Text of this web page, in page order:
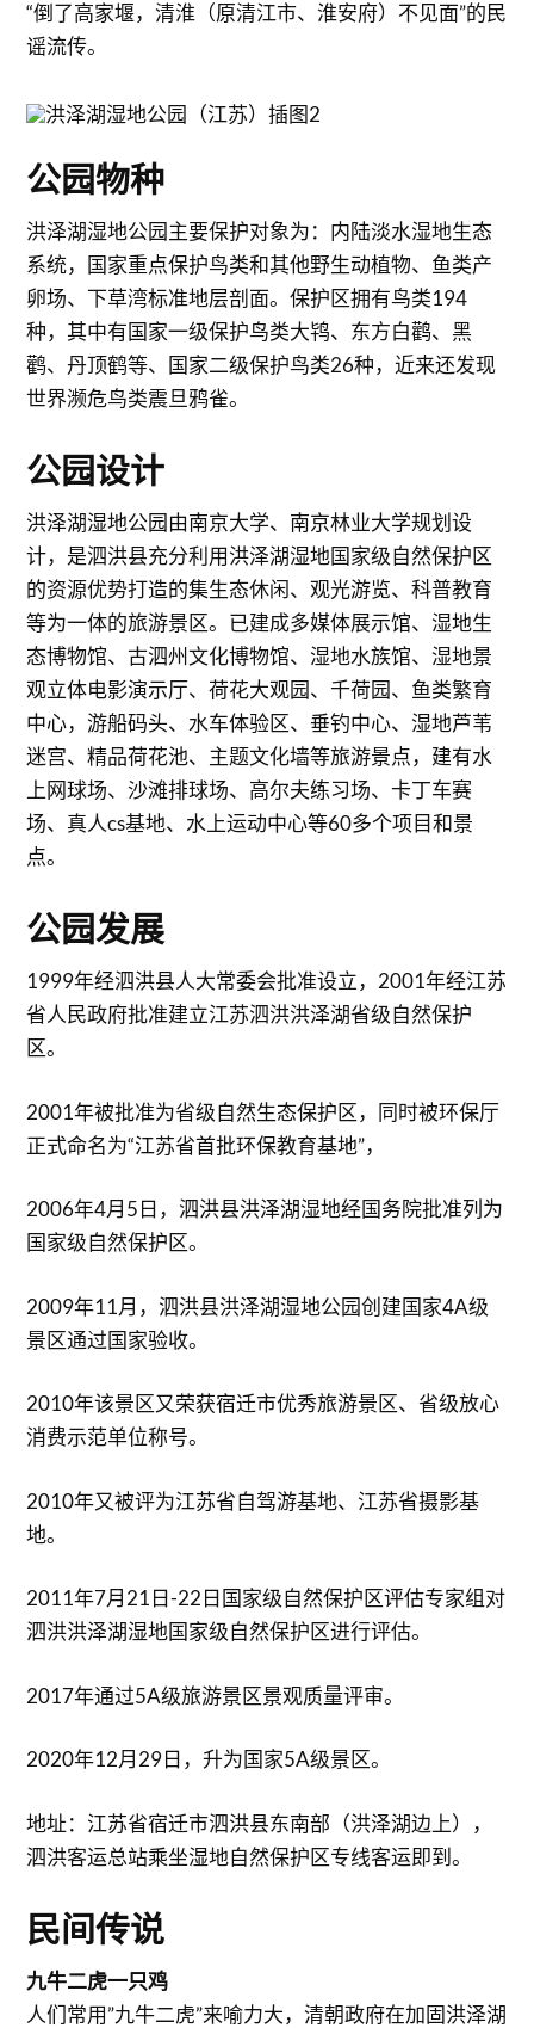
“倒了高家堰，清淮（原清江市、淮安府）不见面”的民
谣流传。
公园物种
洪泽湖湿地公园主要保护对象为：内陆淡水湿地生态
系统，国家重点保护鸟类和其他野生动植物、鱼类产
卵场、下草湾标准地层剖面。保护区拥有鸟类194
种，其中有国家一级保护鸟类大鸨、东方白鹳、黑
鹳、丹顶鹤等、国家二级保护鸟类26种，近来还发现
世界濒危鸟类震旦鸦雀。
公园设计
洪泽湖湿地公园由南京大学、南京林业大学规划设
计，是泗洪县充分利用洪泽湖湿地国家级自然保护区
的资源优势打造的集生态休闲、观光游览、科普教育
等为一体的旅游景区。已建成多媒体展示馆、湿地生
态博物馆、古泗州文化博物馆、湿地水族馆、湿地景
观立体电影演示厅、荷花大观园、千荷园、鱼类繁育
中心，游船码头、水车体验区、垂钓中心、湿地芦苇
迷宫、精品荷花池、主题文化墙等旅游景点，建有水
上网球场、沙滩排球场、高尔夫练习场、卡丁车赛
场、真人cs基地、水上运动中心等60多个项目和景
点。
公园发展
1999年经泗洪县人大常委会批准设立，2001年经江苏
省人民政府批准建立江苏泗洪洪泽湖省级自然保护
区。
2001年被批准为省级自然生态保护区，同时被环保厅
正式命名为“江苏省首批环保教育基地”，
2006年4月5日，泗洪县洪泽湖湿地经国务院批准列为
国家级自然保护区。
2009年11月，泗洪县洪泽湖湿地公园创建国家4A级
景区通过国家验收。
2010年该景区又荣获宿迁市优秀旅游景区、省级放心
消费示范单位称号。
2010年又被评为江苏省自驾游基地、江苏省摄影基
地。
2011年7月21日-22日国家级自然保护区评估专家组对
泗洪洪泽湖湿地国家级自然保护区进行评估。
2017年通过5A级旅游景区景观质量评审。
2020年12月29日，升为国家5A级景区。
地址：江苏省宿迁市泗洪县东南部（洪泽湖边上），
泗洪客运总站乘坐湿地自然保护区专线客运即到。
民间传说
九牛二虎一只鸡
人们常用”九牛二虎”来喻力大，清朝政府在加固洪泽湖